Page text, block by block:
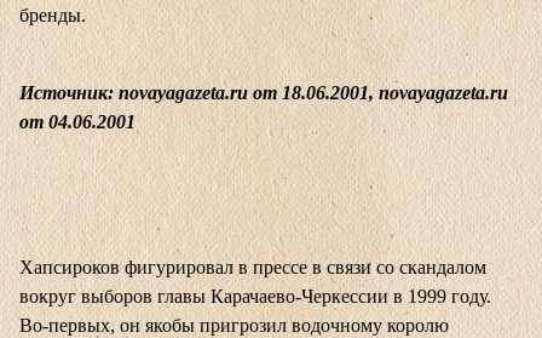
бренды.
Источник: novayagazeta.ru от 18.06.2001, novayagazeta.ru
от 04.06.2001
Хапсироков фигурировал в прессе в связи со скандалом
вокруг выборов главы Карачаево-Черкессии в 1999 году.
Во-первых, он якобы пригрозил водочному королю